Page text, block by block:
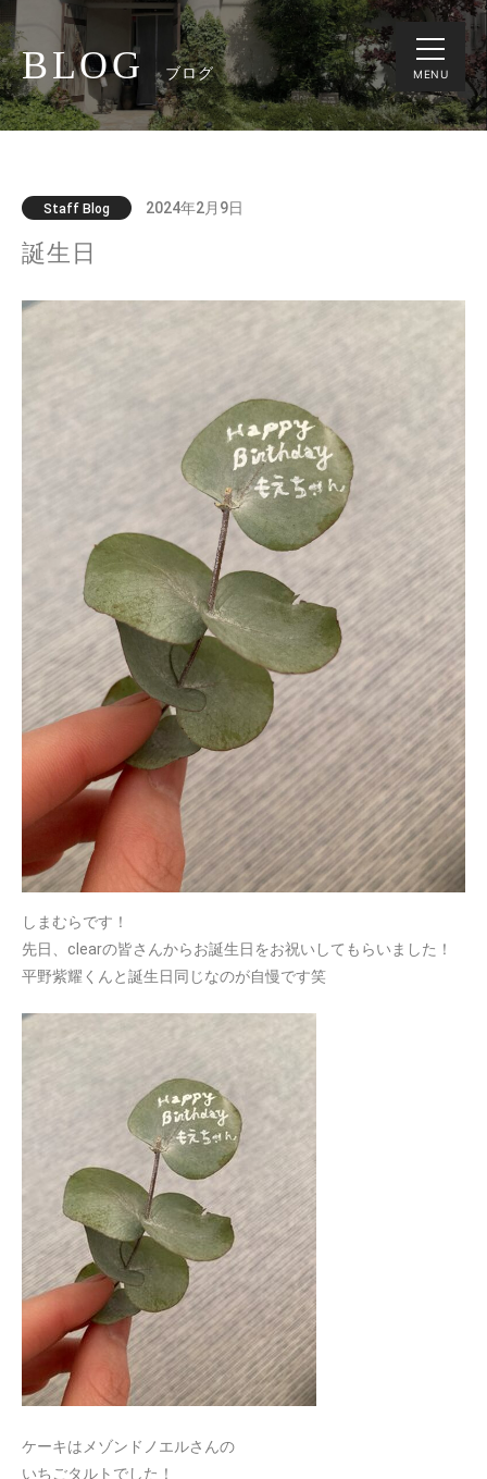
MENU
BLOG ブログ
Staff Blog 2024年2月9日
誕生日
しまむらです！
先日、clearの皆さんからお誕生日をお祝いしてもらいました！
平野紫耀くんと誕生日同じなのが自慢です笑
ケーキはメゾンドノエルさんの
いちごタルトでした！